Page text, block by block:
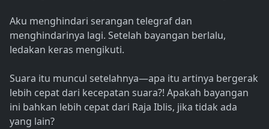
Aku menghindari serangan telegraf dan
menghindarinya lagi. Setelah bayangan berlalu,
ledakan keras mengikuti.
Suara itu muncul setelahnya—apa itu artinya bergerak
lebih cepat dari kecepatan suara?! Apakah bayangan
ini bahkan lebih cepat dari Raja Iblis, jika tidak ada
yang lain?